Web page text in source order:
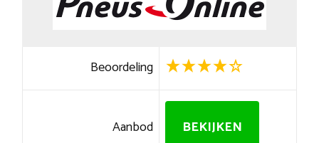
Beoordeling
Aanbod BEKIJKEN